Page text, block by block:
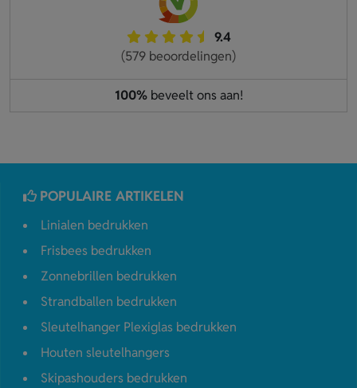
9.4
(579 beoordelingen)
100%beveelt ons aan!
POPULAIRE ARTIKELEN
Linialen bedrukken
Frisbees bedrukken
Zonnebrillen bedrukken
Strandballen bedrukken
Sleutelhanger Plexiglas bedrukken
Houten sleutelhangers
Skipashouders bedrukken